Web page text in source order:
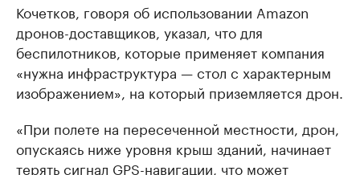
Кочетков, говоря об использовании Amazon
дронов-доставщиков, указал, что для
беспилотников, которые применяет компания
«нужна инфраструктура — стол с характерным
изображением», на который приземляется дрон.
«При полете на пересеченной местности, дрон,
опускаясь ниже уровня крыш зданий, начинает
терять сигнал GPS-навигации, что может